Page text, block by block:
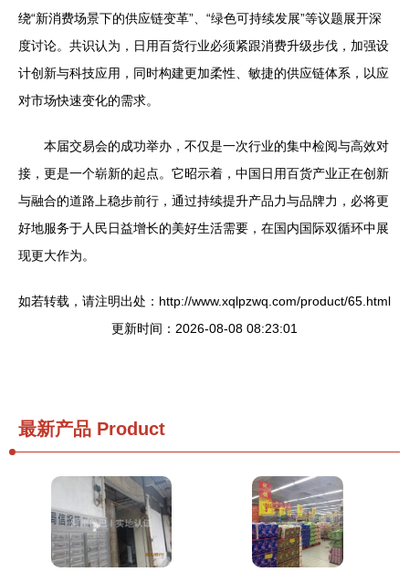
绕“新消费场景下的供应链变革”、“绿色可持续发展”等议题展开深
度讨论。共识认为，日用百货行业必须紧跟消费升级步伐，加强设
计创新与科技应用，同时构建更加柔性、敏捷的供应链体系，以应
对市场快速变化的需求。
本届交易会的成功举办，不仅是一次行业的集中检阅与高效对
接，更是一个崭新的起点。它昭示着，中国日用百货产业正在创新
与融合的道路上稳步前行，通过持续提升产品力与品牌力，必将更
好地服务于人民日益增长的美好生活需要，在国内国际双循环中展
现更大作为。
如若转载，请注明出处：http://www.xqlpzwq.com/product/65.html
更新时间：2026-08-08 08:23:01
最新产品 Product